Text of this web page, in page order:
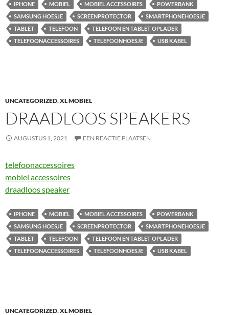
IPHONE MOBIEL MOBIEL ACCESSOIRES
POWERBANK
SAMSUNG HOESJE
SCREENPROTECTOR
SMARTPHONEHOESJE
TABLET
TELEFOON
TELEFOON EN TABLET OPLADER
TELEFOONACCESSOIRES
TELEFOONHOESJE USB KABEL
UNCATEGORIZED,XL MOBIEL
DRAADLOOS SPEAKERS
AUGUSTUS 1, 2021 EEN REACTIE PLAATSEN
telefoonaccessoires
mobiel accessoires
draadloos speaker
IPHONE MOBIEL MOBIEL ACCESSOIRES
POWERBANK
SAMSUNG HOESJE
SCREENPROTECTOR
SMARTPHONEHOESJE
TABLET
TELEFOON
TELEFOON EN TABLET OPLADER
TELEFOONACCESSOIRES
TELEFOONHOESJE USB KABEL
UNCATEGORIZED,XL MOBIEL